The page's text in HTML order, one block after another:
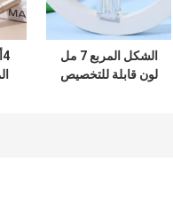
الشكل المربع 7 مل
لون قابلة للتخصيص